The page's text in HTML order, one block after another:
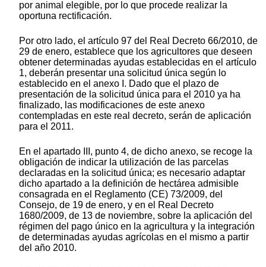
por animal elegible, por lo que procede realizar la
oportuna rectificación.
Por otro lado, el artículo 97 del Real Decreto 66/2010, de
29 de enero, establece que los agricultores que deseen
obtener determinadas ayudas establecidas en el artículo
1, deberán presentar una solicitud única según lo
establecido en el anexo I. Dado que el plazo de
presentación de la solicitud única para el 2010 ya ha
finalizado, las modificaciones de este anexo
contempladas en este real decreto, serán de aplicación
para el 2011.
En el apartado III, punto 4, de dicho anexo, se recoge la
obligación de indicar la utilización de las parcelas
declaradas en la solicitud única; es necesario adaptar
dicho apartado a la definición de hectárea admisible
consagrada en el Reglamento (CE) 73/2009, del
Consejo, de 19 de enero, y en el Real Decreto
1680/2009, de 13 de noviembre, sobre la aplicación del
régimen del pago único en la agricultura y la integración
de determinadas ayudas agrícolas en el mismo a partir
del año 2010.